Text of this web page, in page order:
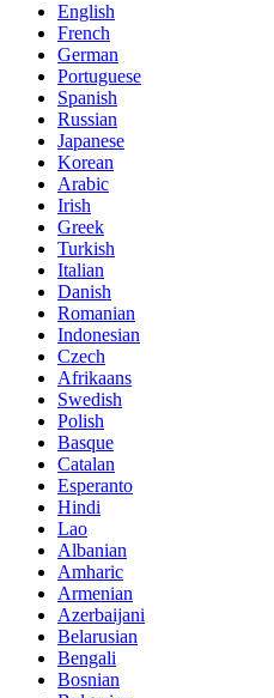
English
French
German
Portuguese
Spanish
Russian
Japanese
Korean
Arabic
Irish
Greek
Turkish
Italian
Danish
Romanian
Indonesian
Czech
Afrikaans
Swedish
Polish
Basque
Catalan
Esperanto
Hindi
Lao
Albanian
Amharic
Armenian
Azerbaijani
Belarusian
Bengali
Bosnian